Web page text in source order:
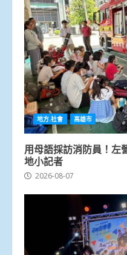
地方.社會 高雄市
用母語採訪消防員！左
地小記者
2026-08-07